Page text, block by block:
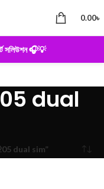
0.00৳
সলিউশন 🎧💡
dual
dual sim”